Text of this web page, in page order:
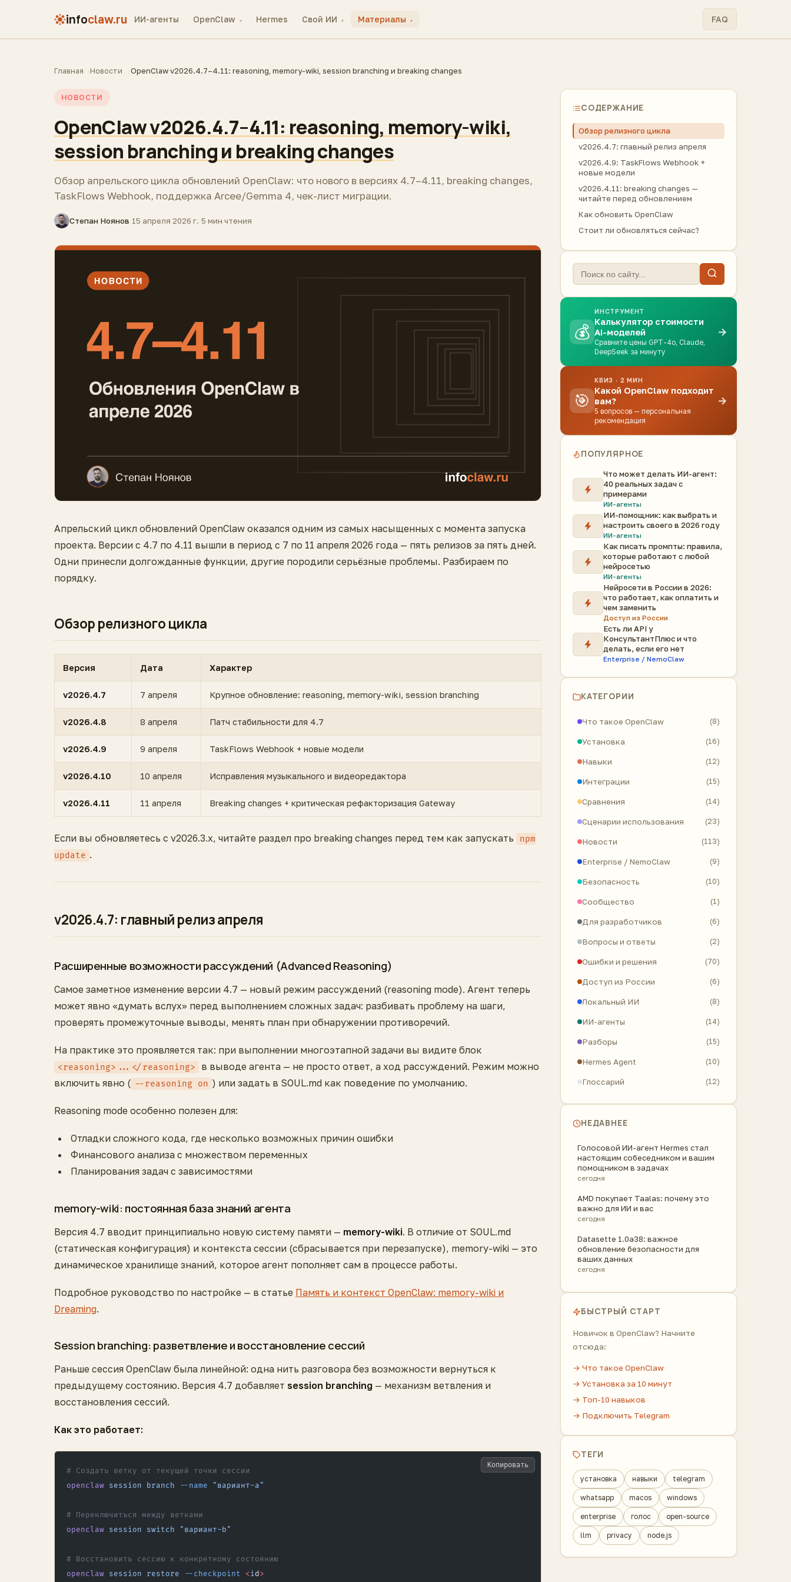
infoclaw.ru ИИ-агенты OpenClaw ▾ Hermes Свой ИИ ▾ Материалы ▾ FAQ
Главная Новости OpenClaw v2026.4.7–4.11: reasoning, memory-wiki, session branching и breaking changes
НОВОСТИ
OpenClaw v2026.4.7–4.11: reasoning, memory-wiki,
session branching и breaking changes
Обзор апрельского цикла обновлений OpenClaw: что нового в версиях 4.7–4.11, breaking changes,
TaskFlows Webhook, поддержка Arcee/Gemma 4, чек-лист миграции.
Степан Ноянов·15 апреля 2026 г.·5 мин чтения
Апрельский цикл обновлений OpenClaw оказался одним из самых насыщенных с момента запуска
проекта. Версии с 4.7 по 4.11 вышли в период с 7 по 11 апреля 2026 года — пять релизов за пять дней.
Одни принесли долгожданные функции, другие породили серьёзные проблемы. Разбираем по
порядку.
Обзор релизного цикла
Версия Дата Характер
v2026.4.7 7 апреля Крупное обновление: reasoning, memory-wiki, session branching
v2026.4.8 8 апреля Патч стабильности для 4.7
v2026.4.9 9 апреля TaskFlows Webhook + новые модели
v2026.4.10 10 апреля Исправления музыкального и видеоредактора
v2026.4.11 11 апреля Breaking changes + критическая рефакторизация Gateway
Если вы обновляетесь с v2026.3.x, читайте раздел про breaking changes перед тем как запускать
npm
update .
v2026.4.7: главный релиз апреля
Расширенные возможности рассуждений (Advanced Reasoning)
Самое заметное изменение версии 4.7 — новый режим рассуждений (reasoning mode). Агент теперь
может явно «думать вслух» перед выполнением сложных задач: разбивать проблему на шаги,
проверять промежуточные выводы, менять план при обнаружении противоречий.
На практике это проявляется так: при выполнении многоэтапной задачи вы видите блок
<reasoning>...</reasoning>
в выводе агента — не просто ответ, а ход рассуждений. Режим можно
включить явно ( --reasoning on ) или задать в SOUL.md как поведение по умолчанию.
Reasoning mode особенно полезен для:
Отладки сложного кода, где несколько возможных причин ошибки
Финансового анализа с множеством переменных
Планирования задач с зависимостями
memory-wiki: постоянная база знаний агента
Версия 4.7 вводит принципиально новую систему памяти — memory-wiki. В отличие от SOUL.md
(статическая конфигурация) и контекста сессии (сбрасывается при перезапуске), memory-wiki — это
динамическое хранилище знаний, которое агент пополняет сам в процессе работы.
Подробное руководство по настройке — в статье Память и контекст OpenClaw: memory-wiki и
Dreaming.
Session branching: разветвление и восстановление сессий
Раньше сессия OpenClaw была линейной: одна нить разговора без возможности вернуться к
предыдущему состоянию. Версия 4.7 добавляет session branching — механизм ветвления и
восстановления сессий.
Как это работает:
# Создать ветку от текущей точки сессии
openclaw session branch --name "вариант-a"
# Переключиться между ветками
openclaw session switch "вариант-b"
# Восстановить сессию к конкретному состоянию
openclaw session restore --checkpoint <id>
Копировать
СОДЕРЖАНИЕ
Обзор релизного цикла
v2026.4.7: главный релиз апреля
v2026.4.9: TaskFlows Webhook +
новые модели
v2026.4.11: breaking changes —
читайте перед обновлением
Как обновить OpenClaw
Стоит ли обновляться сейчас?
💰
ИНСТРУМЕНТ
Калькулятор стоимости
AI-моделей
Сравните цены GPT-4o, Claude,
DeepSeek за минуту
→
🎯
КВИЗ · 2 МИН
Какой OpenClaw подходит
вам?
5 вопросов — персональная
рекомендация
→
ПОПУЛЯРНОЕ
Что может делать ИИ-агент:
40 реальных задач с
примерами
ИИ-агенты
ИИ-помощник: как выбрать и
настроить своего в 2026 году
ИИ-агенты
Как писать промпты: правила,
которые работают с любой
нейросетью
ИИ-агенты
Нейросети в России в 2026:
что работает, как оплатить и
чем заменить
Доступ из России
Есть ли API у
КонсультантПлюс и что
делать, если его нет
Enterprise / NemoClaw
КАТЕГОРИИ
Что такое OpenClaw (8)
Установка (16)
Навыки (12)
Интеграции (15)
Сравнения (14)
Сценарии использования (23)
Новости (113)
Enterprise / NemoClaw (9)
Безопасность (10)
Сообщество (1)
Для разработчиков (6)
Вопросы и ответы (2)
Ошибки и решения (70)
Доступ из России (6)
Локальный ИИ (8)
ИИ-агенты (14)
Разборы (15)
Hermes Agent (10)
Глоссарий (12)
НЕДАВНЕЕ
Голосовой ИИ-агент Hermes стал
настоящим собеседником и вашим
помощником в задачах
сегодня
AMD покупает Taalas: почему это
важно для ИИ и вас
сегодня
Datasette 1.0a38: важное
обновление безопасности для
ваших данных
сегодня
БЫСТРЫЙ СТАРТ
Новичок в OpenClaw? Начните
отсюда:
→ Что такое OpenClaw
→ Установка за 10 минут
→ Топ-10 навыков
→ Подключить Telegram
ТЕГИ
установка навыки telegram
whatsapp macos windows
enterprise голос open-source
llm privacy node.js